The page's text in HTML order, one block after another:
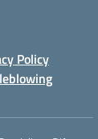
Policy